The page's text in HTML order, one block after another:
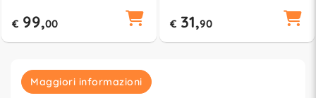
€ 99,00 € 31,90
Maggiori informazioni